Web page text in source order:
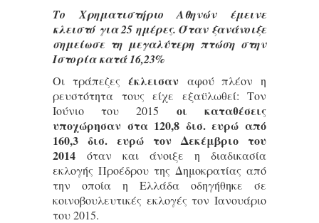
Το Χρηματιστήριο Αθηνών έμεινε
κλειστό για 25 ημέρες. Όταν ξανάνοιξε
σημείωσε τη μεγαλύτερη πτώση στην
Ιστορία κατά 16,23%
Οι τράπεζεςέκλεισαν αφού πλέον η
ρευστότητα τους είχε εξαϋλωθεί: Τον
Ιούνιο του 2015 οι καταθέσεις
υποχώρησαν στα 120,8 δισ. ευρώ από
160,3 δισ. ευρώ τον Δεκέμβριο του
2014 όταν και άνοιξε η διαδικασία
εκλογής Προέδρου της Δημοκρατίας από
την οποία η Ελλάδα οδηγήθηκε σε
κοινοβουλευτικές εκλογές τον Ιανουάριο
του 2015.